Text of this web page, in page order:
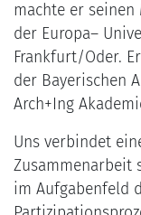
machte er
der Europa–
Frankfurt/Oder.
der Bayerischen
Arch+Ing
Uns verbindet
Zusammenarbeit
im Aufgabenfeld